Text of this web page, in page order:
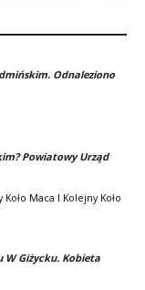
Odnaleziono
Powiatowy Urząd
Maca I Kolejny Koło
W Giżycku. Kobieta